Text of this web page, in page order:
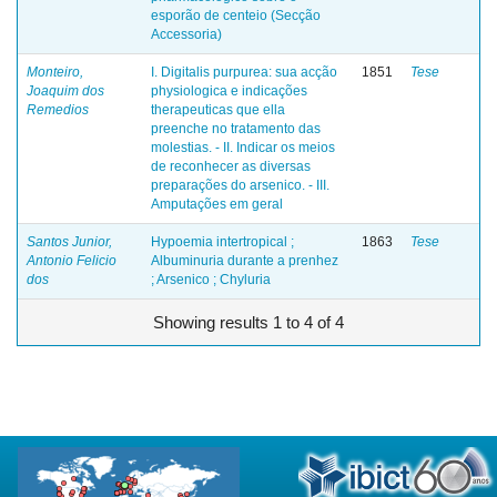
esporão de centeio (Secção
Accessoria)
Monteiro,
Joaquim dos
Remedios
I. Digitalis purpurea: sua acção
physiologica e indicações
therapeuticas que ella
preenche no tratamento das
molestias. - II. Indicar os meios
de reconhecer as diversas
preparações do arsenico. - III.
Amputações em geral
1851 Tese
Santos Junior,
Antonio Felicio
dos
Hypoemia intertropical ;
Albuminuria durante a prenhez
; Arsenico ; Chyluria
1863 Tese
Showing results 1 to 4 of 4